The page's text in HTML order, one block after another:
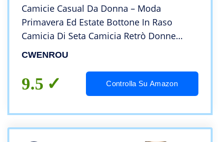
Camicie Casual Da Donna – Moda
Primavera Ed Estate Bottone In Raso
Camicia Di Seta Camicia Retrò Donne
Albicocca A Maniche Lunghe Street Shirt
Donne Semplic
CWENROU
9.5 Controlla Su Amazon